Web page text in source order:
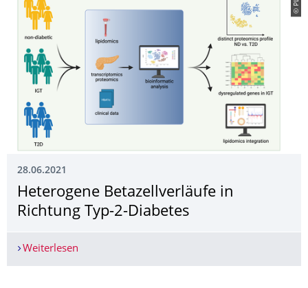
28.06.2021
Heterogene Betazellverläufe in
Richtung Typ-2-Diabetes
Weiterlesen